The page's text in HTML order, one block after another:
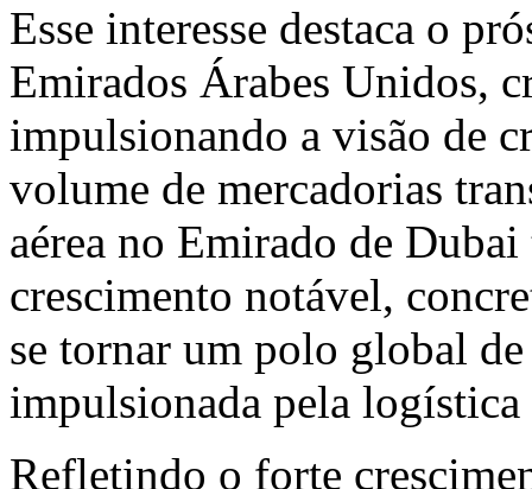
Esse interesse destaca o
Emirados Árabes Unidos,
impulsionando a visão de
volume de mercadorias
aérea no Emirado de Dubai
crescimento notável,
se tornar um polo global
impulsionada pela
Refletindo o forte